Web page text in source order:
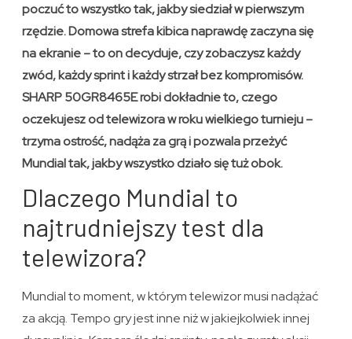
poczuć to wszystko tak, jakby siedział w pierwszym
rzędzie. Domowa strefa kibica naprawdę zaczyna się
na ekranie – to on decyduje, czy zobaczysz każdy
zwód, każdy sprint i każdy strzał bez kompromisów.
SHARP 50GR8465E robi dokładnie to, czego
oczekujesz od telewizora w roku wielkiego turnieju –
trzyma ostrość, nadąża za grą i pozwala przeżyć
Mundial tak, jakby wszystko działo się tuż obok.
Dlaczego Mundial to
najtrudniejszy test dla
telewizora?
Mundial to moment, w którym telewizor musi nadążać
za akcją. Tempo gry jest inne niż w jakiejkolwiek innej